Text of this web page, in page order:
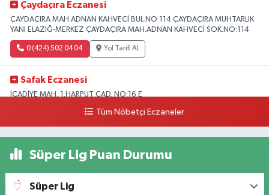
Çaydaçıra Eczanesi
ÇAYDAÇIRA MAH.ADNAN KAHVECİ BUL.NO 114 ÇAYDAÇIRA MUHTARLIK
YANI ELAZIĞ-MERKEZ ÇAYDAÇIRA MAH.ADNAN KAHVECİ SOK.NO:114
0 (424) 502 04 04 Yol Tarifi Al
Safak Eczanesi
İCADİYE MAH. 1.HARPUT CAD. NO:16 E
Yol Tarifi Al
Üniversite Mahallesi, Yahya Kemal Caddesi, No:34 B Merkez Elazığ
Tüm Nöbetçi Eczaneler
Süper Lig Puan Durumu
Süper Lig